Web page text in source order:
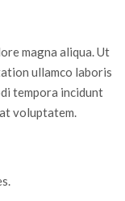
magna aliqua. Ut
ullamco laboris
tempora incidunt
voluptatem.